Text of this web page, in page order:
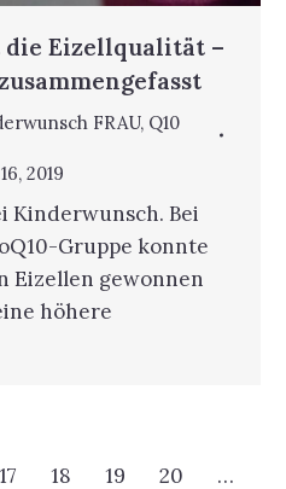
die Eizellqualität –
FRAU, Q10
2019
Kinderwunsch. Bei
Gruppe konnte
Eizellen gewonnen
höhere
17 18 19 20 …